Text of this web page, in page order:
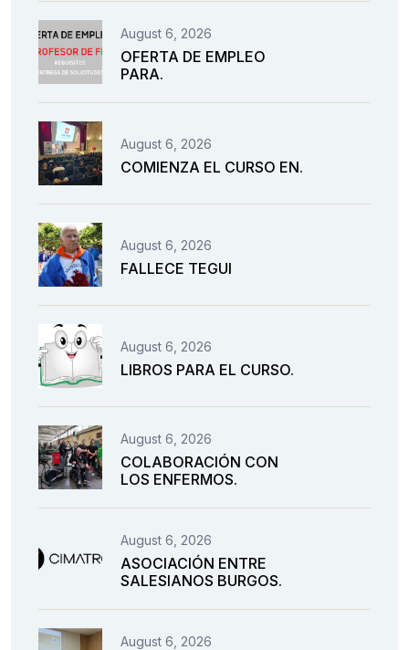
August 6, 2026
OFERTA DE EMPLEO
PARA.
August 6, 2026
COMIENZA EL CURSO EN.
August 6, 2026
FALLECE TEGUI
August 6, 2026
LIBROS PARA EL CURSO.
August 6, 2026
COLABORACIÓN CON
LOS ENFERMOS.
August 6, 2026
ASOCIACIÓN ENTRE
SALESIANOS BURGOS.
August 6, 2026